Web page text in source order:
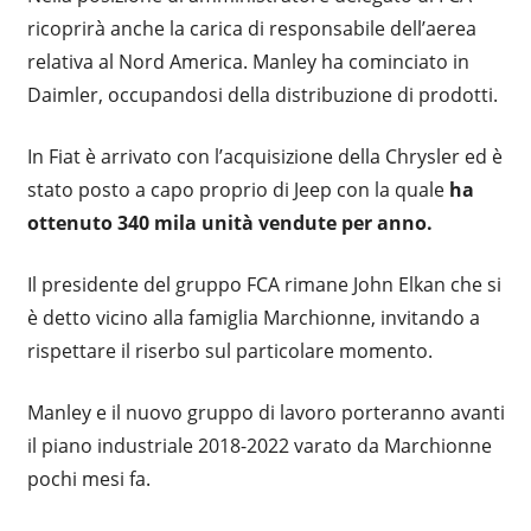
ricoprirà anche la carica di responsabile dell’aerea
relativa al Nord America. Manley ha cominciato in
Daimler, occupandosi della distribuzione di prodotti.
In Fiat è arrivato con l’acquisizione della Chrysler ed è
stato posto a capo proprio di Jeep con la quale ha
ottenuto 340 mila unità vendute per anno.
Il presidente del gruppo FCA rimane John Elkan che si
è detto vicino alla famiglia Marchionne, invitando a
rispettare il riserbo sul particolare momento.
Manley e il nuovo gruppo di lavoro porteranno avanti
il piano industriale 2018-2022 varato da Marchionne
pochi mesi fa.